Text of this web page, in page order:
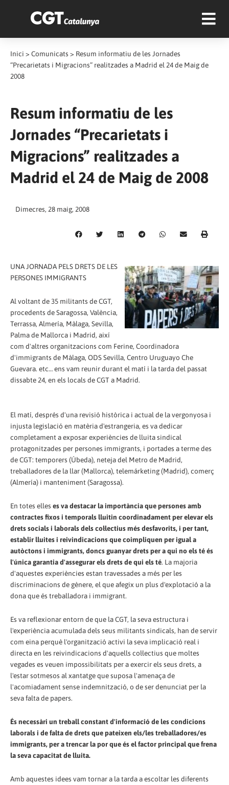
Inici > Comunicats > Resum informatiu de les Jornades
“Precarietats i Migracions” realitzades a Madrid el 24 de Maig de
2008
Resum informatiu de les
Jornades “Precarietats i
Migracions” realitzades a
Madrid el 24 de Maig de 2008
Dimecres, 28 maig, 2008
UNA JORNADA PELS DRETS DE LES
PERSONES IMMIGRANTS
Al voltant de 35 militants de CGT,
procedents de Saragossa, València,
Terrassa, Almería, Màlaga, Sevilla,
Palma de Mallorca i Madrid, així
com d'altres organitzacions com Ferine, Coordinadora
d'immigrants de Màlaga, ODS Sevilla, Centro Uruguayo Che
Guevara. etc… ens vam reunir durant el matí i la tarda del passat
dissabte 24, en els locals de CGT a Madrid.
El matí, després d'una revisió històrica i actual de la vergonyosa i
injusta legislació en matèria d'estrangeria, es va dedicar
completament a exposar experiències de lluita sindical
protagonitzades per persones immigrants, i portades a terme des
de CGT: temporers (Úbeda), neteja del Metro de Madrid,
treballadores de la llar (Mallorca), telemárketing (Madrid), comerç
(Almería) i manteniment (Saragossa).
En totes elles es va destacar la importància que persones amb
contractes fixos i temporals lluitin coordinadament per elevar els
drets socials i laborals dels col·lectius més desfavorits, i per tant,
establir lluites i reivindicacions que coimpliquen per igual a
autòctons i immigrants, doncs guanyar drets per a qui no els té és
l'única garantia d'assegurar els drets de qui els té. La majoria
d'aquestes experiències estan travessades a més per les
discriminacions de gènere, el que afegix un plus d'explotació a la
dona que és treballadora i immigrant.
Es va reflexionar entorn de que la CGT, la seva estructura i
l'experiència acumulada dels seus militants sindicals, han de servir
com eina perquè l'organització activi la seva implicació real i
directa en les reivindicacions d'aquells col·lectius que moltes
vegades es veuen impossibilitats per a exercir els seus drets, a
l'estar sotmesos al xantatge que suposa l'amenaça de
l'acomiadament sense indemnització, o de ser denunciat per la
seva falta de papers.
És necessàri un treball constant d'informació de les condicions
laborals i de falta de drets que pateixen els/les treballadores/es
immigrants, per a trencar la por que és el factor principal que frena
la seva capacitat de lluita.
Amb aquestes idees vam tornar a la tarda a escoltar les diferents